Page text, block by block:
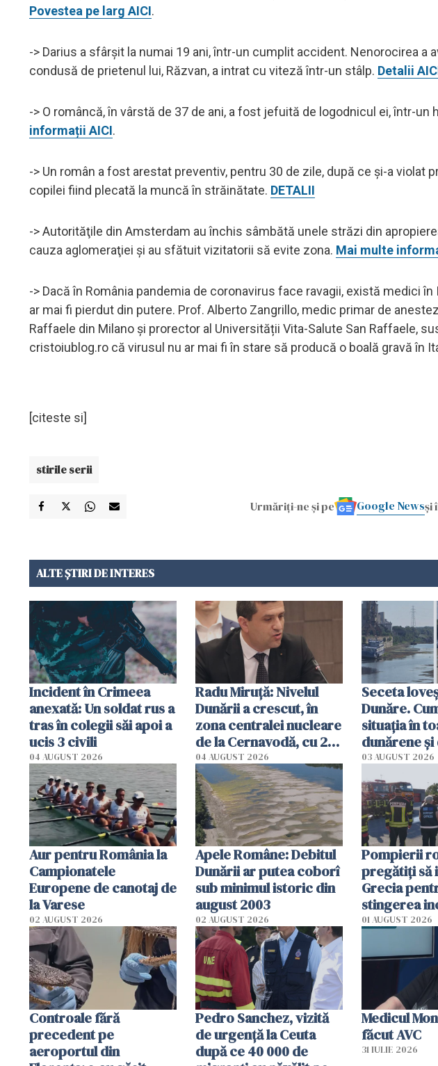
Povestea pe larg AICI.
-> Darius a sfârșit la numai 19 ani, într-un cumplit accident. Nenorocirea a
condusă de prietenul lui, Răzvan, a intrat cu viteză într-un stâlp. Detalii
-> O româncă, în vârstă de 37 de ani, a fost jefuită de logodnicul ei, într-un
informații AICI.
-> Un român a fost arestat preventiv, pentru 30 de zile, după ce şi-a violat
copilei fiind plecată la muncă în străinătate. DETALII
-> Autorităţile din Amsterdam au închis sâmbătă unele străzi din
cauza aglomeraţiei şi au sfătuit vizitatorii să evite zona. Mai multe
-> Dacă în România pandemia de coronavirus face ravagii, există medici
ar mai fi pierdut din putere. Prof. Alberto Zangrillo, medic primar de
Raffaele din Milano și prorector al Universității Vita-Salute San Raffaele,
cristoiublog.ro că virusul nu ar mai fi în stare să producă o boală gravă în
[citeste si]
stirile serii
Urmăriți-ne și pe Google Newsși
ALTE ȘTIRI DE INTERES
Incident în Crimeea
anexată: Un soldat rus a
tras în colegii săi apoi a
ucis 3 civili
04 AUGUST 2026
Radu Miruţă: Nivelul
Dunării a crescut, în
zona centralei nucleare
de la Cernavodă, cu 2
cm faţă de ziua trecută
04 AUGUST 2026
Seceta
Dunăre.
situația în
dunărene și
România
efectele,
în iulie
03 AUGUST 2026
Aur pentru România la
Campionatele
Europene de canotaj de
la Varese
02 AUGUST 2026
Apele Române: Debitul
Dunării ar putea coborî
sub minimul istoric din
august 2003
02 AUGUST 2026
Pompierii
pregătiţi să
Grecia
stingerea
01 AUGUST 2026
Controale fără
precedent pe
aeroportul din
Pedro Sanchez, vizită
de urgență la Ceuta
după ce 40 000 de
Medicul
făcut AVC
31 IULIE 2026